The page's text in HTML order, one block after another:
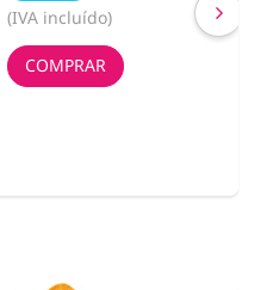
(IVA incluído)
COMPRAR